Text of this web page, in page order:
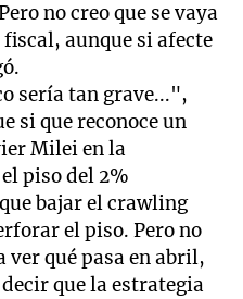
no creo que se vaya
aunque si afecte
sería tan grave...",
si que reconoce un
Milei en la
piso del 2%
bajar el crawling
el piso. Pero no
ver qué pasa en abril,
que la estrategia